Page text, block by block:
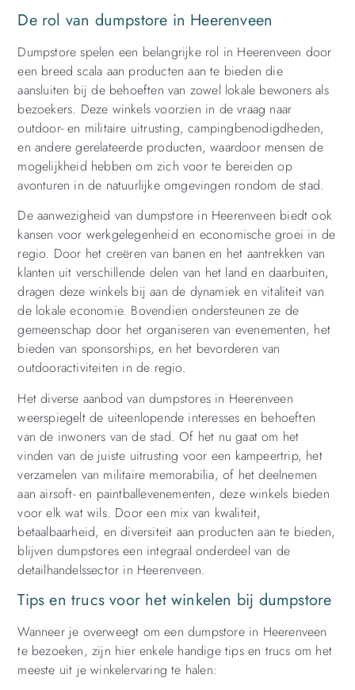
De rol van dumpstore in Heerenveen
Dumpstore spelen een belangrijke rol in Heerenveen door
een breed scala aan producten aan te bieden die
aansluiten bij de behoeften van zowel lokale bewoners als
bezoekers. Deze winkels voorzien in de vraag naar
outdoor- en militaire uitrusting, campingbenodigdheden,
en andere gerelateerde producten, waardoor mensen de
mogelijkheid hebben om zich voor te bereiden op
avonturen in de natuurlijke omgevingen rondom de stad.
De aanwezigheid van dumpstore in Heerenveen biedt ook
kansen voor werkgelegenheid en economische groei in de
regio. Door het creëren van banen en het aantrekken van
klanten uit verschillende delen van het land en daarbuiten,
dragen deze winkels bij aan de dynamiek en vitaliteit van
de lokale economie. Bovendien ondersteunen ze de
gemeenschap door het organiseren van evenementen, het
bieden van sponsorships, en het bevorderen van
outdooractiviteiten in de regio.
Het diverse aanbod van dumpstores in Heerenveen
weerspiegelt de uiteenlopende interesses en behoeften
van de inwoners van de stad. Of het nu gaat om het
vinden van de juiste uitrusting voor een kampeertrip, het
verzamelen van militaire memorabilia, of het deelnemen
aan airsoft- en paintballevenementen, deze winkels bieden
voor elk wat wils. Door een mix van kwaliteit,
betaalbaarheid, en diversiteit aan producten aan te bieden,
blijven dumpstores een integraal onderdeel van de
detailhandelssector in Heerenveen.
Tips en trucs voor het winkelen bij dumpstore
Wanneer je overweegt om een dumpstore in Heerenveen
te bezoeken, zijn hier enkele handige tips en trucs om het
meeste uit je winkelervaring te halen: